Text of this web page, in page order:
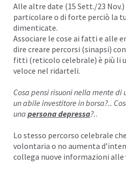
Alle altre date (15 Sett./23
particolare o di forte perciò la
dimenticate.
Associare le cose ai fatti e alle
dire creare percorsi (sinapsi)
fitti (reticolo celebrale) è più li
veloce nel ridarteli.
Cosa pensi risuoni nella mente di
un abile investitore in borsa?..
una persona depressa?..
Lo stesso percorso celebrale
volontaria o no aumenta
collega nuove informazioni alle